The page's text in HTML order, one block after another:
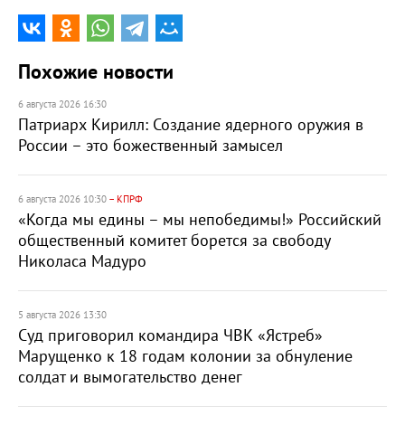
Похожие новости
6 августа 2026 16:30
Патриарх Кирилл: Создание ядерного оружия в
России – это божественный замысел
6 августа 2026 10:30 – КПРФ
«Когда мы едины – мы непобедимы!» Российский
общественный комитет борется за свободу
Николаса Мадуро
5 августа 2026 13:30
Суд приговорил командира ЧВК «Ястреб»
Марущенко к 18 годам колонии за обнуление
солдат и вымогательство денег